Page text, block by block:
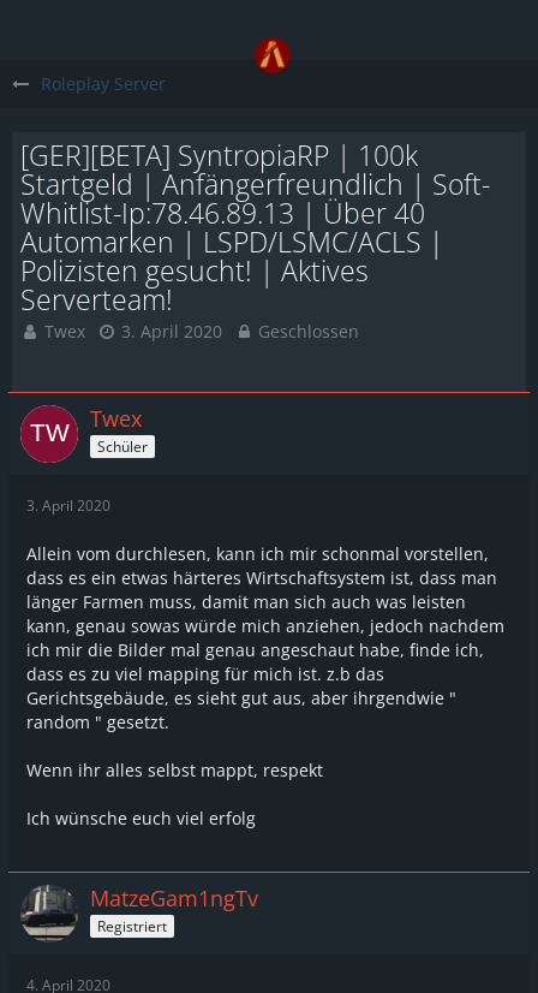
Roleplay Server
[GER][BETA] SyntropiaRP | 100k
Startgeld | Anfängerfreundlich | Soft-
Whitlist-Ip:78.46.89.13 | Über 40
Automarken | LSPD/LSMC/ACLS |
Polizisten gesucht! | Aktives
Serverteam!
Twex 3. April 2020 Geschlossen
Twex
Schüler
3. April 2020
Allein vom durchlesen, kann ich mir schonmal vorstellen,
dass es ein etwas härteres Wirtschaftsystem ist, dass man
länger Farmen muss, damit man sich auch was leisten
kann, genau sowas würde mich anziehen, jedoch nachdem
ich mir die Bilder mal genau angeschaut habe, finde ich,
dass es zu viel mapping für mich ist. z.b das
Gerichtsgebäude, es sieht gut aus, aber ihrgendwie "
random " gesetzt.
Wenn ihr alles selbst mappt, respekt
Ich wünsche euch viel erfolg
MatzeGam1ngTv
Registriert
4. April 2020